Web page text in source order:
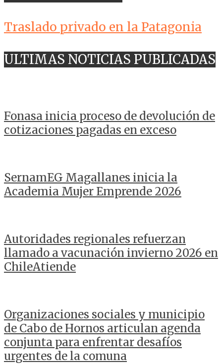
Traslado privado en la Patagonia
ULTIMAS NOTICIAS PUBLICADAS
Fonasa inicia proceso de devolución de
cotizaciones pagadas en exceso
SernamEG Magallanes inicia la
Academia Mujer Emprende 2026
Autoridades regionales refuerzan
llamado a vacunación invierno 2026 en
ChileAtiende
Organizaciones sociales y municipio
de Cabo de Hornos articulan agenda
conjunta para enfrentar desafíos
urgentes de la comuna